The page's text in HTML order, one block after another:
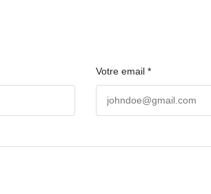
Votre email *